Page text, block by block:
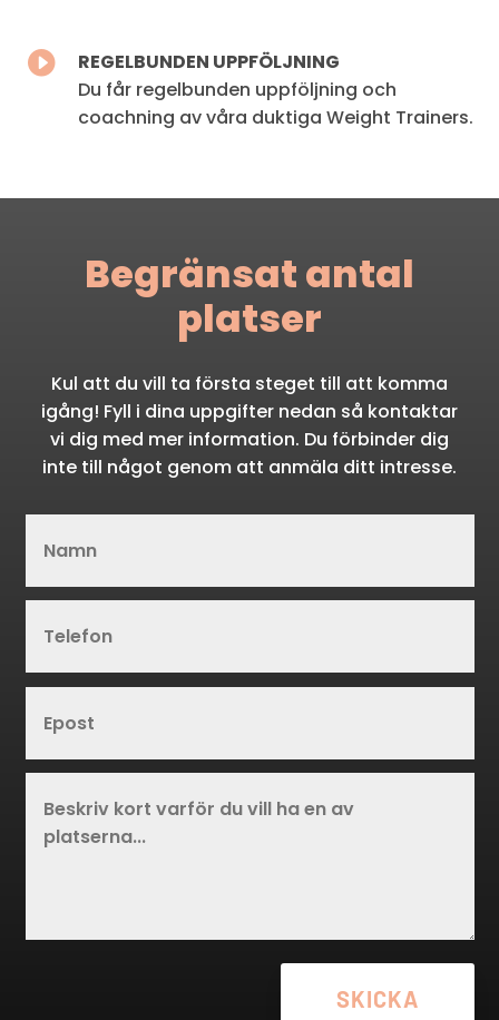

REGELBUNDEN UPPFÖLJNING
Du får regelbunden uppföljning och
coachning av våra duktiga Weight Trainers.
Begränsat antal
platser
Kul att du vill ta första steget till att komma
igång! Fyll i dina uppgifter nedan så kontaktar
vi dig med mer information. Du förbinder dig
inte till något genom att anmäla ditt intresse.
SKICKA